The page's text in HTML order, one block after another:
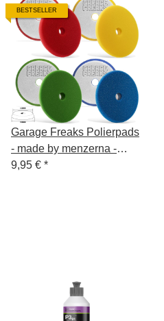
BESTSELLER
Garage Freaks Polierpads
- made by menzerna -
150mm Polierfläche -
9,95 € *